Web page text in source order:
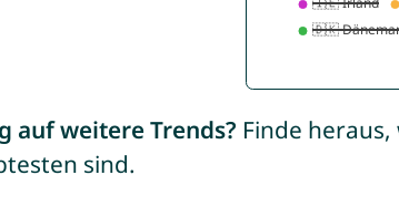
auf weitere Trends? Finde
sind.